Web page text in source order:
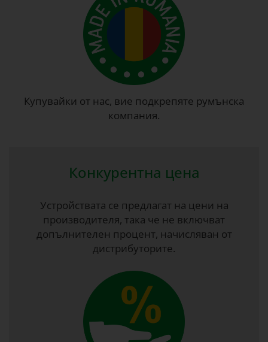
Купувайки от нас, вие подкрепяте румънска
компания.
Конкурентна цена
Устройствата се предлагат на цени на
производителя, така че не включват
допълнителен процент, начисляван от
дистрибуторите.